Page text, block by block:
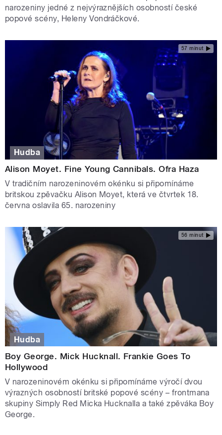
narozeniny jedné z nejvýraznějších osobností české
popové scény, Heleny Vondráčkové.
57 minut
Hudba
Alison Moyet. Fine Young Cannibals. Ofra Haza
V tradičním narozeninovém okénku si připomínáme
britskou zpěvačku Alison Moyet, která ve čtvrtek 18.
června oslavila 65. narozeniny
56 minut
Hudba
Boy George. Mick Hucknall. Frankie Goes To
Hollywood
V narozeninovém okénku si připomínáme výročí dvou
výrazných osobností britské popové scény – frontmana
skupiny Simply Red Micka Hucknalla a také zpěváka Boy
George.